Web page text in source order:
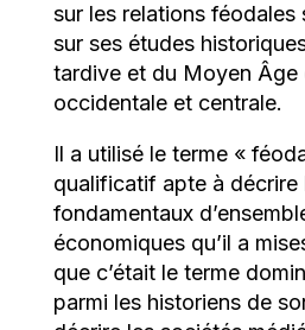
sur les relations féodales
sur ses études
tardive et du Moyen Âge
occidentale et centrale.
Il a utilisé le terme «
qualificatif apte à décrire
fondamentaux
économiques qu’il a
que c’était le terme
parmi les historiens de